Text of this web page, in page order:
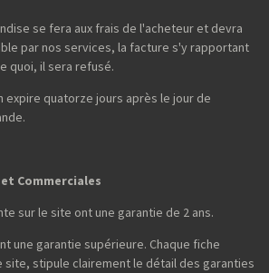
se fera aux frais de l'acheteur et devra
par nos services, la facture s'y rapportant
quoi, il sera refusé.
expire quatorze jours après le jour de
Commerciales
sur le site ont une garantie de 2 ans.
une garantie supérieure. Chaque fiche
stipule clairement le détail des garanties